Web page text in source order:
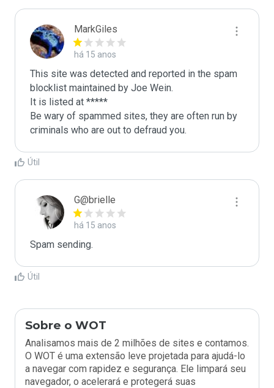
MarkGiles
há 15 anos
This site was detected and reported in the spam
blocklist maintained by Joe Wein.
It is listed at *****
Be wary of spammed sites, they are often run by
criminals who are out to defraud you.
Útil
G@brielle
há 15 anos
Spam sending.
Útil
Sobre o WOT
Analisamos mais de 2 milhões de sites e contamos.
O WOT é uma extensão leve projetada para ajudá-lo
a navegar com rapidez e segurança. Ele limpará seu
navegador, o acelerará e protegerá suas